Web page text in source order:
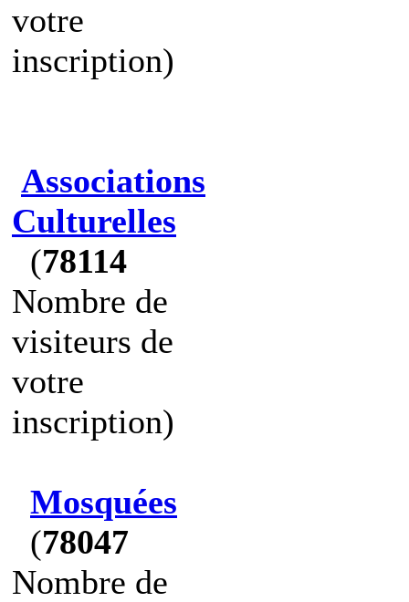
votre
inscription)
Associations
Culturelles
(78114
Nombre de
visiteurs de
votre
inscription)
Mosquées
(78047
Nombre de